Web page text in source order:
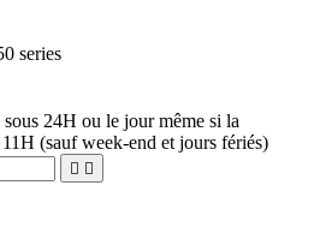
series
sous 24H ou le jour même si la
(sauf week-end et jours fériés)
 